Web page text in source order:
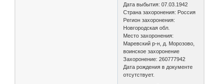
Дата выбытия: 07.03.1942
Страна захоронения: Россия
Регион захоронения:
Новгородская обл.
Место захоронения:
Маревский р-н, д. Морозово,
воинское захоронение
Захоронение: 260777942
Дата рождения в документе
отсутствует.